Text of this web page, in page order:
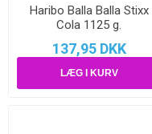
Haribo Balla Balla Stixx
Cola 1125 g.
137,95 DKK